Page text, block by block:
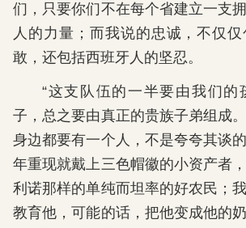
们，只要你们不在每个省建立一支
人的力量；而我说的忠诚，不仅
敢，还包括西班牙人的坚忍。
“这支队伍的一半要由我们的
子，总之要由真正的贵族子弟组成
身边都要有一个人，不是夸夸其谈
年重现就戴上三色帽徽的小资产者
利诺那样的单纯而坦率的好农民；
教育他，可能的话，把他变成他的